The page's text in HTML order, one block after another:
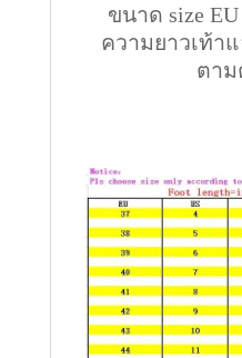
ขนาด size
ความยาวเท้า
ตาม